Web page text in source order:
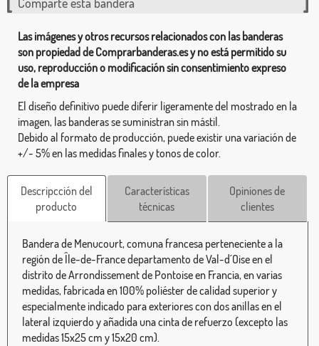
Las imágenes y otros recursos relacionados con las banderas
son propiedad de Comprarbanderas.es y no está permitido su
uso, reproducción o modificación sin consentimiento expreso
de la empresa
El diseño definitivo puede diferir ligeramente del mostrado en la
imagen, las banderas se suministran sin mástil.
Debido al formato de producción, puede existir una variación de
+/- 5% en las medidas finales y tonos de color.
Descripcción del
producto
Características
técnicas
Opiniones de
clientes
Bandera de Menucourt, comuna francesa perteneciente a la
región de Île-de-France departamento de Val-d´Oise en el
distrito de Arrondissement de Pontoise en Francia, en varias
medidas, fabricada en 100% poliéster de calidad superior y
especialmente indicado para exteriores con dos anillas en el
lateral izquierdo y añadida una cinta de refuerzo (excepto las
medidas 15x25 cm y 15x20 cm).